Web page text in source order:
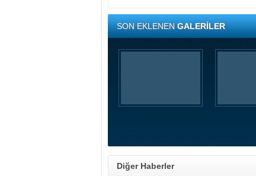
SON EKLENENGALERİLER
Diğer Haberler